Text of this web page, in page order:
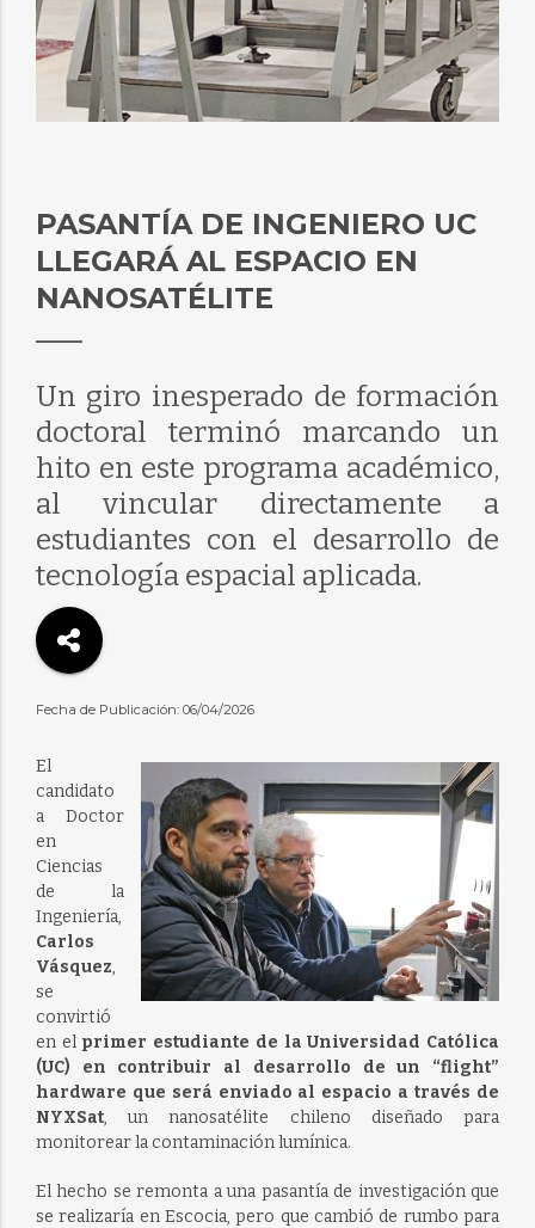
PASANTÍA DE INGENIERO UC
LLEGARÁ AL ESPACIO EN
NANOSATÉLITE
Un giro inesperado de formación
doctoral terminó marcando un
hito en este programa académico,
al vincular directamente a
estudiantes con el desarrollo de
tecnología espacial aplicada.
Fecha de Publicación: 06/04/2026
El
candidato
a Doctor
en
Ciencias
de la
Ingeniería,
Carlos
Vásquez,
se
convirtió
en elprimer estudiante de la Universidad Católica
(UC) en contribuir al desarrollo de un “flight”
hardware que será enviado al espacio a través de
NYXSat, un nanosatélite chileno diseñado para
monitorear la contaminación lumínica.
El hecho se remonta a una pasantía de investigación que
se realizaría en Escocia, pero que cambió de rumbo para